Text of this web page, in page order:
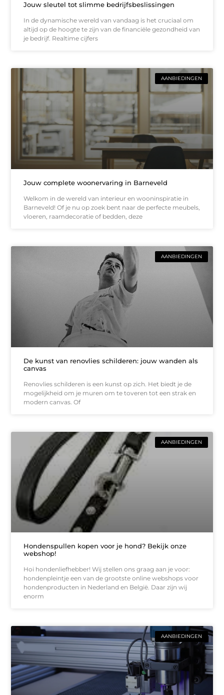
Jouw sleutel tot slimme bedrijfsbeslissingen
In de dynamische wereld van vandaag is het cruciaal om
altijd op de hoogte te zijn van de financiële gezondheid van
je bedrijf. Realtime cijfers
AANBIEDINGEN
Jouw complete woonervaring in Barneveld
Welkom in de wereld van interieur en wooninspiratie in
Barneveld! Of je nu op zoek bent naar de perfecte meubels,
vloeren, raamdecoratie of bedden, deze
AANBIEDINGEN
De kunst van renovlies schilderen: jouw wanden als
canvas
Renovlies schilderen is een kunst op zich. Het biedt je de
mogelijkheid om je muren om te toveren tot een strak en
modern canvas. Of
AANBIEDINGEN
Hondenspullen kopen voor je hond? Bekijk onze
webshop!
Hoi hondenliefhebber! Wij stellen ons graag aan je voor:
hondenpleintje een van de grootste online webshops voor
hondenproducten in Nederland en België. Daar zijn wij
enorm
AANBIEDINGEN